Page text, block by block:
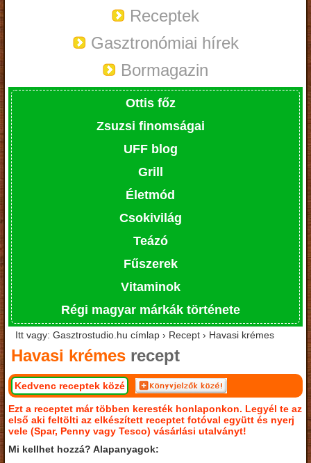
Receptek
Gasztronómiai hírek
Bormagazin
Ottis főz
Zsuzsi finomságai
UFF blog
Grill
Életmód
Csokivilág
Teázó
Fűszerek
Vitaminok
Régi magyar márkák története
Itt vagy: Gasztrostudio.hu címlap › Recept › Havasi krémes
Havasi krémes recept
Kedvenc receptek közé
Ezt a receptet már többen keresték honlaponkon. Legyél te az
első aki feltölti az elkészített receptet fotóval együtt és nyerj
vele (Spar, Penny vagy Tesco) vásárlási utalványt!
Mi kellhet hozzá? Alapanyagok: